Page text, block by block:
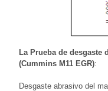
La Prueba de
(Cummins M11 EGR):
Desgaste abrasivo del